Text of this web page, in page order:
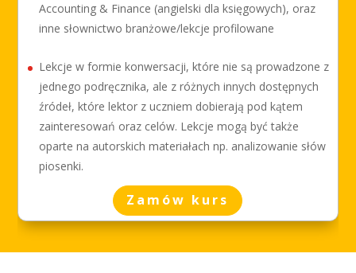
Accounting & Finance (angielski dla księgowych), oraz
inne słownictwo branżowe/lekcje profilowane
Lekcje w formie konwersacji, które nie są prowadzone z
jednego podręcznika, ale z różnych innych dostępnych
źródeł, które lektor z uczniem dobierają pod kątem
zainteresowań oraz celów. Lekcje mogą być także
oparte na autorskich materiałach np. analizowanie słów
piosenki.
Zamów kurs